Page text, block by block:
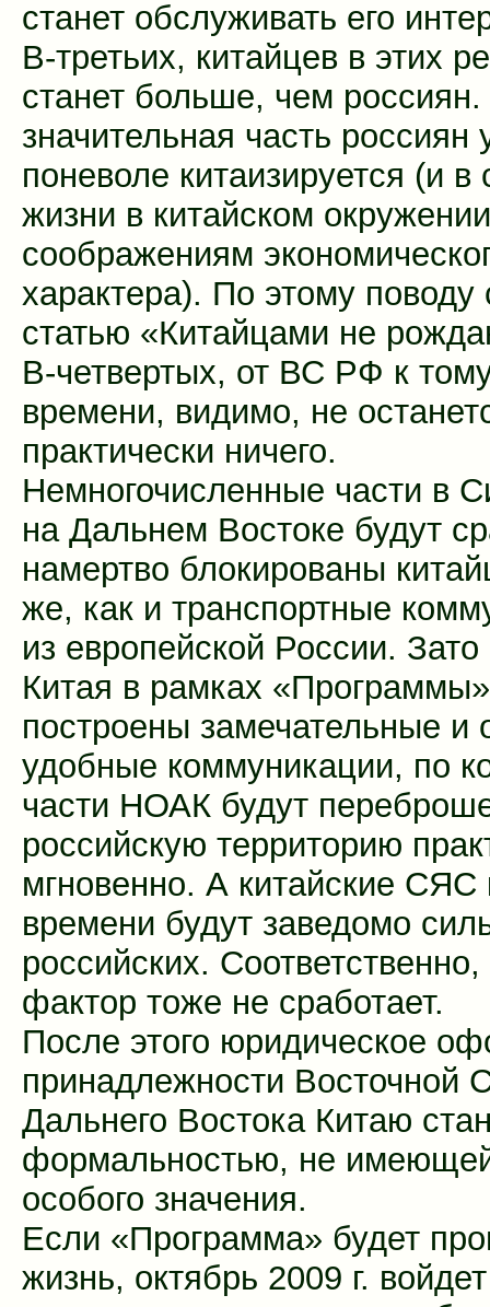
станет обслуживать его
В-третьих, китайцев в этих
станет больше, чем
значительная часть россиян
поневоле китаизируется (и в
жизни в китайском
соображениям
характера). По этому поводу
статью «Китайцами не
В-четвертых, от ВС РФ к
времени, видимо, не
практически ничего.
Немногочисленные части в
на Дальнем Востоке будут
намертво блокированы
же, как и транспортные
из европейской России. Зато
Китая в рамках
построены замечательные и
удобные коммуникации, по
части НОАК будут
российскую территорию
мгновенно. А китайские СЯС
времени будут заведомо
российских.
фактор тоже не сработает.
После этого юридическое
принадлежности Восточной
Дальнего Востока Китаю
формальностью, не
особого значения.
Если «Программа» будет
жизнь, октябрь 2009 г.